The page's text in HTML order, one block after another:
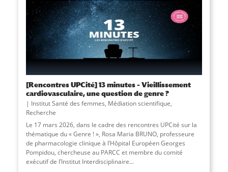
[Rencontres UPCité] 13 minutes – Vieillissement
cardiovasculaire, une question de genre ?
Institut Santé des femmes, Médiation scientifique,
Recherche
Le 17 mars 2026, dans le cadre des rencontres UPCité sur la
thématique du « Genre ! », Rosa Maria BRUNO, professeure
de pharmacologie clinique à l’Hôpital Européen Georges
Pompidou, chercheuse au PARCC et membre du comité
exécutif de l’Institut Interdisciplinaire...